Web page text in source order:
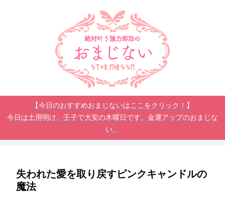
【今日のおすすめおまじないはここをクリック！】
今日は土用明け、壬子で大安の木曜日です。金運アップのおまじな
い。
失われた愛を取り戻すピンクキャンドルの
魔法